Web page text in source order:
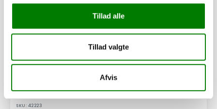
Tillad alle
Tillad valgte
Afvis
SKU: 42223